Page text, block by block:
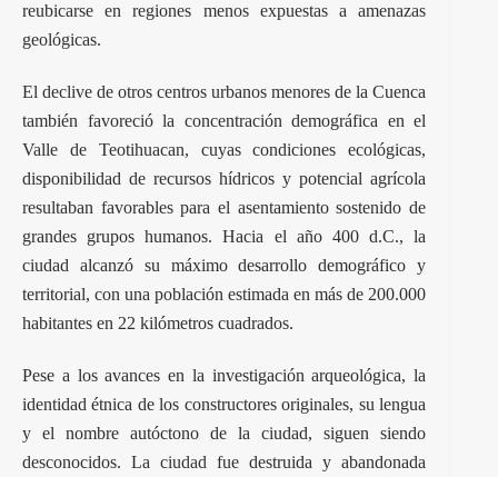
reubicarse en regiones menos expuestas a amenazas
geológicas.
El declive de otros centros urbanos menores de la Cuenca
también favoreció la concentración demográfica en el
Valle de Teotihuacan, cuyas condiciones ecológicas,
disponibilidad de recursos hídricos y potencial agrícola
resultaban favorables para el asentamiento sostenido de
grandes grupos humanos. Hacia el año 400 d.C., la
ciudad alcanzó su máximo desarrollo demográfico y
territorial, con una población estimada en más de 200.000
habitantes en 22 kilómetros cuadrados.
Pese a los avances en la investigación arqueológica, la
identidad étnica de los constructores originales, su lengua
y el nombre autóctono de la ciudad, siguen siendo
desconocidos. Laciudad fue destruida y abandonada